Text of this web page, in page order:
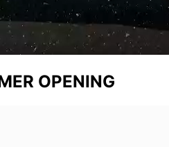
OPENING